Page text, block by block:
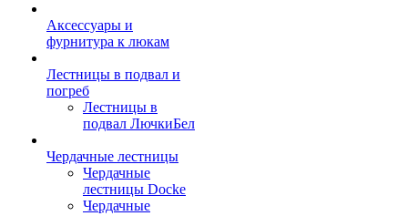
Аксессуары и
фурнитура к люкам
Лестницы в подвал и
погреб
Лестницы в
подвал ЛючкиБел
Чердачные лестницы
Чердачные
лестницы Docke
Чердачные